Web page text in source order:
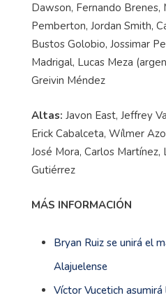
Dawson, Fernando Brenes,
Pemberton, Jordan Smith,
Bustos Golobio, Jossimar
Madrigal, Lucas Meza
Greivin Méndez
Altas: Javon East, Jeffrey
Erick Cabalceta, Wílmer
José Mora, Carlos Martínez,
Gutiérrez
MÁS INFORMACIÓN
Bryan Ruiz se unirá el
Alajuelense
Víctor Vucetich